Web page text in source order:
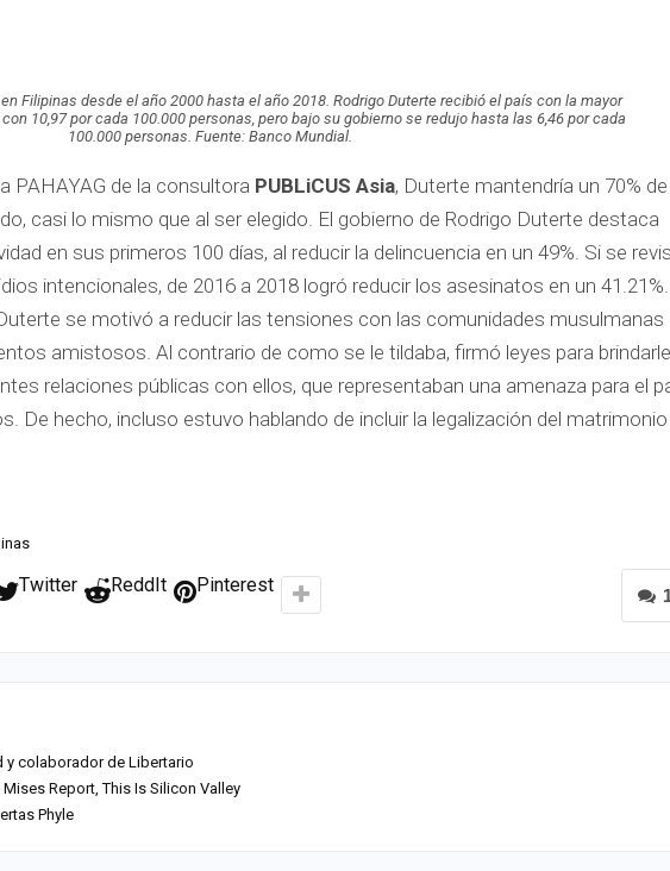
Filipinas desde el año 2000 hasta el año 2018. Rodrigo Duterte recibió el país con la mayor
10,97 por cada 100.000 personas, pero bajo su gobierno se redujo hasta las 6,46 por cada
100.000 personas. Fuente: Banco Mundial.
PAHAYAG de la consultora PUBLiCUS Asia, Duterte mantendría un 70% de
casi lo mismo que al ser elegido. El gobierno de Rodrigo Duterte destaca
en sus primeros 100 días, al reducir la delincuencia en un 49%. Si se
intencionales, de 2016 a 2018 logró reducir los asesinatos en un 41.21%.
se motivó a reducir las tensiones con las comunidades musulmanas
amistosos. Al contrario de como se le tildaba, firmó leyes para
relaciones públicas con ellos, que representaban una amenaza para el
De hecho, incluso estuvo hablando de incluir la legalización del matrimonio
Twitter ReddIt Pinterest
y colaborador de Libertario
Report, This Is Silicon Valley
Phyle